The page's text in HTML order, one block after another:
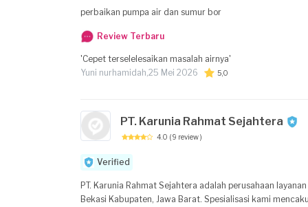
perbaikan pumpa air dan sumur bor
Review Terbaru
'Cepet terselelesaikan masalah airnya'
Yuni nurhamidah,25 Mei 2026 5,0
PT. Karunia Rahmat Sejahtera
4.0 ( 9 review )
Verified
PT. Karunia Rahmat Sejahtera adalah perusahaan
Bekasi Kabupaten, Jawa Barat. Spesialisasi kami mencakup